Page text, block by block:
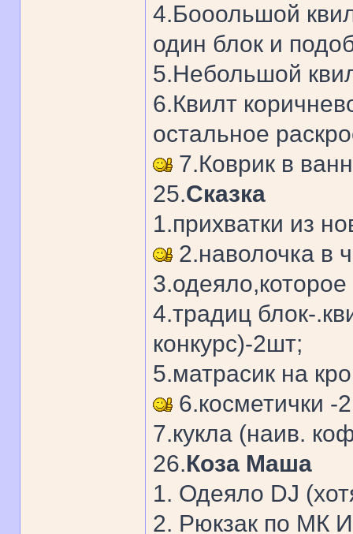
4.Бооольшой
один блок и
5.Небольшой
6.Квилт
остальное
7.Коврик в
25.Сказка
1.прихватки из
2.наволочка в
3.одеяло,которое
4.традиц блок-
конкурс)-2шт;
5.матрасик на
6.косметички -
7.кукла (наив.
26.Коза Маша
1. Одеяло DJ
2. Рюкзак по МК